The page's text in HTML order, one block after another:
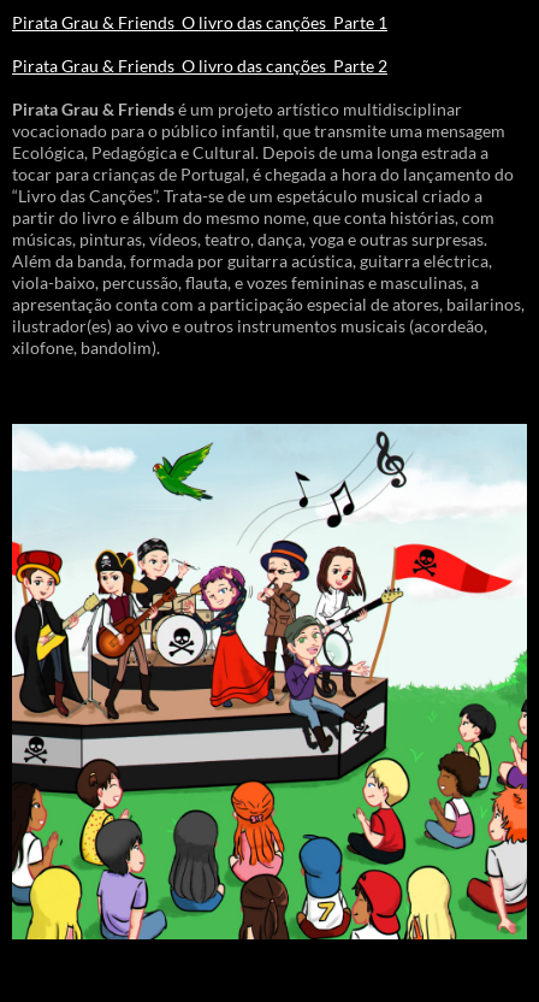
Pirata Grau & Friends_O livro das canções_Parte 1
Pirata Grau & Friends_O livro das canções_Parte 2
Pirata Grau & Friendsé um projeto artístico multidisciplinar
vocacionado para o público infantil, que transmite uma mensagem
Ecológica, Pedagógica e Cultural. Depois de uma longa estrada a
tocar para crianças de Portugal, é chegada a hora do lançamento do
“Livro das Canções”. Trata-se de um espetáculo musical criado a
partir do livro e álbum do mesmo nome, que conta histórias, com
músicas, pinturas, vídeos, teatro, dança, yoga e outras surpresas.
Além da banda, formada por guitarra acústica, guitarra eléctrica,
viola-baixo, percussão, flauta, e vozes femininas e masculinas, a
apresentação conta com a participação especial de atores, bailarinos,
ilustrador(es) ao vivo e outros instrumentos musicais (acordeão,
xilofone, bandolim).